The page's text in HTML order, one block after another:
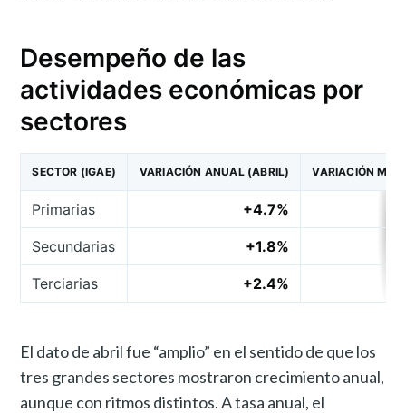
Desempeño de las
actividades económicas por
sectores
SECTOR (IGAE) VARIACIÓN ANUAL (ABRIL) VARIACIÓN
Primarias +4.7%
Secundarias +1.8%
Terciarias +2.4%
El dato de abril fue “amplio” en el sentido de que los
tres grandes sectores mostraron crecimiento anual,
aunque con ritmos distintos. A tasa anual, el